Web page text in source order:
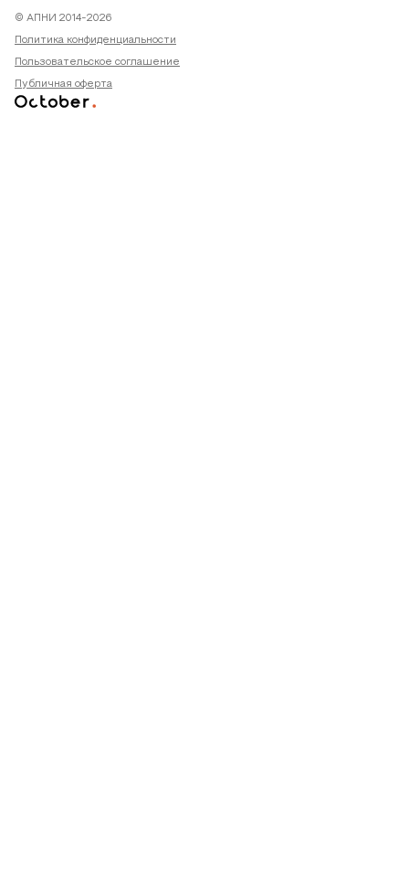
© АПНИ 2014-2026
Политика конфиденциальности
Пользовательское соглашение
Публичная оферта